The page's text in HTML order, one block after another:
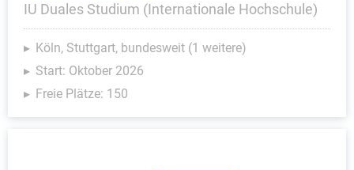
IU Duales Studium (Internationale Hochschule)
Köln, Stuttgart, bundesweit (1 weitere)
Start: Oktober 2026
Freie Plätze: 150